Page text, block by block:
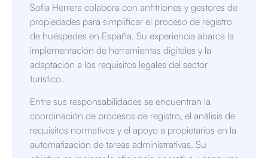
Sofía Herrera colabora con anfitriones y gestores de
propiedades para simplificar el proceso de registro
de huéspedes en España. Su experiencia abarca la
implementación de herramientas digitales y la
adaptación a los requisitos legales del sector
turístico.
Entre sus responsabilidades se encuentran la
coordinación de procesos de registro, el análisis de
requisitos normativos y el apoyo a propietarios en la
automatización de tareas administrativas. Su